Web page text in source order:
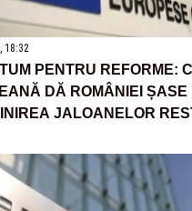
18:32
PENTRU REFORME:
DĂ ROMÂNIEI ȘASE
JALOANELOR